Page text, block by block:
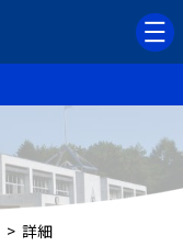
> 詳細